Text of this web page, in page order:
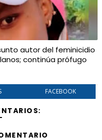
autor del feminicidio
continúa prófugo
FACEBOOK